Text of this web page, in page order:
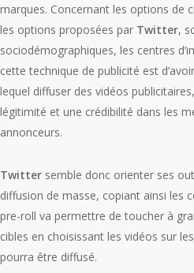
marques. Concernant les options de
les options proposées par Twitter,
sociodémographiques, les centres
cette technique de publicité est
lequel diffuser des vidéos
légitimité et une crédibilité dans les
annonceurs.
Twitter semble donc orienter ses
diffusion de masse, copiant ainsi les
pre-roll va permettre de toucher à
cibles en choisissant les vidéos sur
pourra être diffusé.